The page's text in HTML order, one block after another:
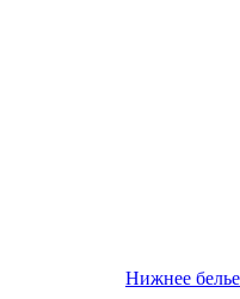
Нижнее белье